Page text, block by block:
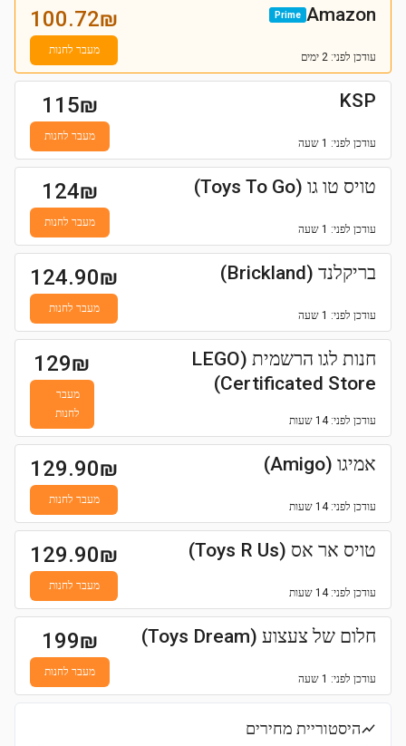
Amazon
Prime
עודכן לפני: 2 ימים
100.72₪
מעבר לחנות
KSP
עודכן לפני: 1 שעה
115₪
מעבר לחנות
טויס טו גו (Toys To Go)
עודכן לפני: 1 שעה
124₪
מעבר לחנות
בריקלנד (Brickland)
עודכן לפני: 1 שעה
124.90₪
מעבר לחנות
חנות לגו הרשמית (LEGO
Certificated Store)
עודכן לפני: 14 שעות
129₪
מעבר
לחנות
אמיגו (Amigo)
עודכן לפני: 14 שעות
129.90₪
מעבר לחנות
טויס אר אס (Toys R Us)
עודכן לפני: 14 שעות
129.90₪
מעבר לחנות
חלום של צעצוע (Toys Dream)
עודכן לפני: 1 שעה
199₪
מעבר לחנות
היסטוריית מחירים